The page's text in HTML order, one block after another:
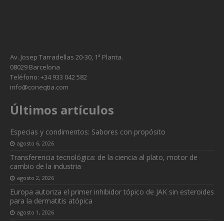
Av. Josep Tarradellas 20-30, 1ª Planta.
08029 Barcelona
Teléfono: +34 933 042 582
info@coneqtia.com
Últimos artículos
Especias y condimentos: Sabores con propósito
agosto 6, 2026
Transferencia tecnológica: de la ciencia al plato, motor de
cambio de la industria
agosto 2, 2026
Europa autoriza el primer inhibidor tópico de JAK sin esteroides
para la dermatitis atópica
agosto 1, 2026
Necesarias
Estas
opcionales.
Son